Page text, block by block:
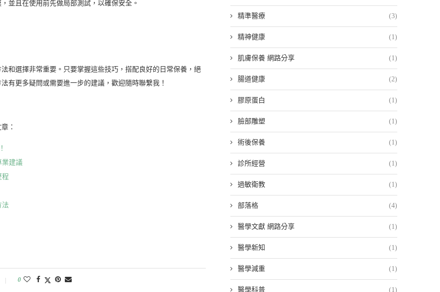
並且在使用前先做局部測試，以確保安全。
和選擇非常重要。只要掌握這些技巧，搭配良好的日常保養，絕
有更多疑問或需要進一步的建議，歡迎隨時聯繫我！
：
業建議
程
法
0
精準醫療 (3)
精神健康 (1)
肌膚保養 網路分享 (1)
腸道健康 (2)
膠原蛋白 (1)
臉部雕塑 (1)
術後保養 (1)
診所經營 (1)
過敏衛教 (1)
部落格 (4)
醫學文獻 網路分享 (1)
醫學新知 (1)
醫學減重 (1)
醫學科普 (1)